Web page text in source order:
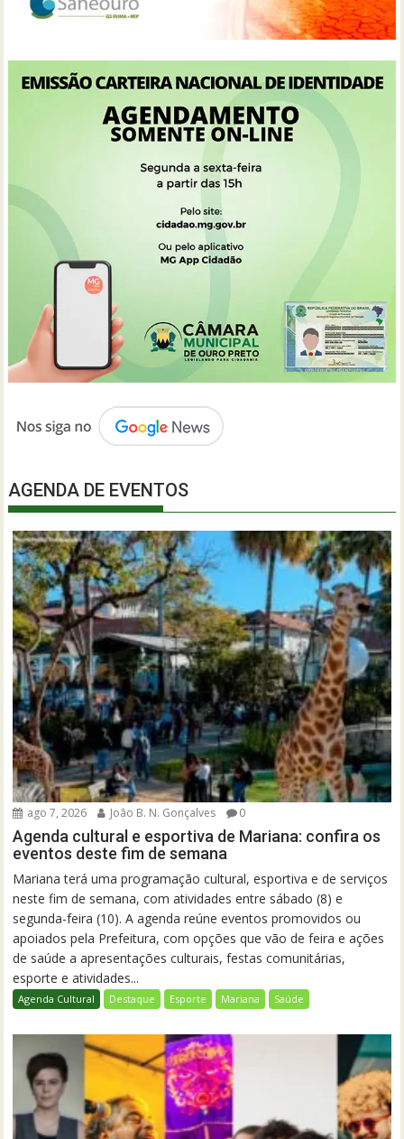
AGENDA DE EVENTOS
ago 7, 2026 João B. N. Gonçalves 0
Agenda cultural e esportiva de Mariana: confira os
eventos deste fim de semana
Mariana terá uma programação cultural, esportiva e de serviços
neste fim de semana, com atividades entre sábado (8) e
segunda-feira (10). A agenda reúne eventos promovidos ou
apoiados pela Prefeitura, com opções que vão de feira e ações
de saúde a apresentações culturais, festas comunitárias,
esporte e atividades...
Agenda Cultural Destaque Esporte Mariana Saúde